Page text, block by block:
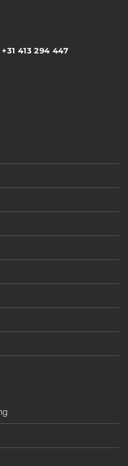
+31 413 294 447